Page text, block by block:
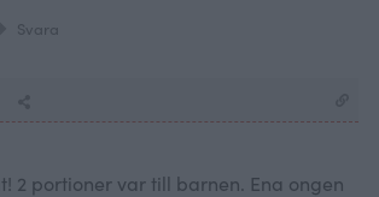
Svara
2 portioner var till barnen. Ena ongen